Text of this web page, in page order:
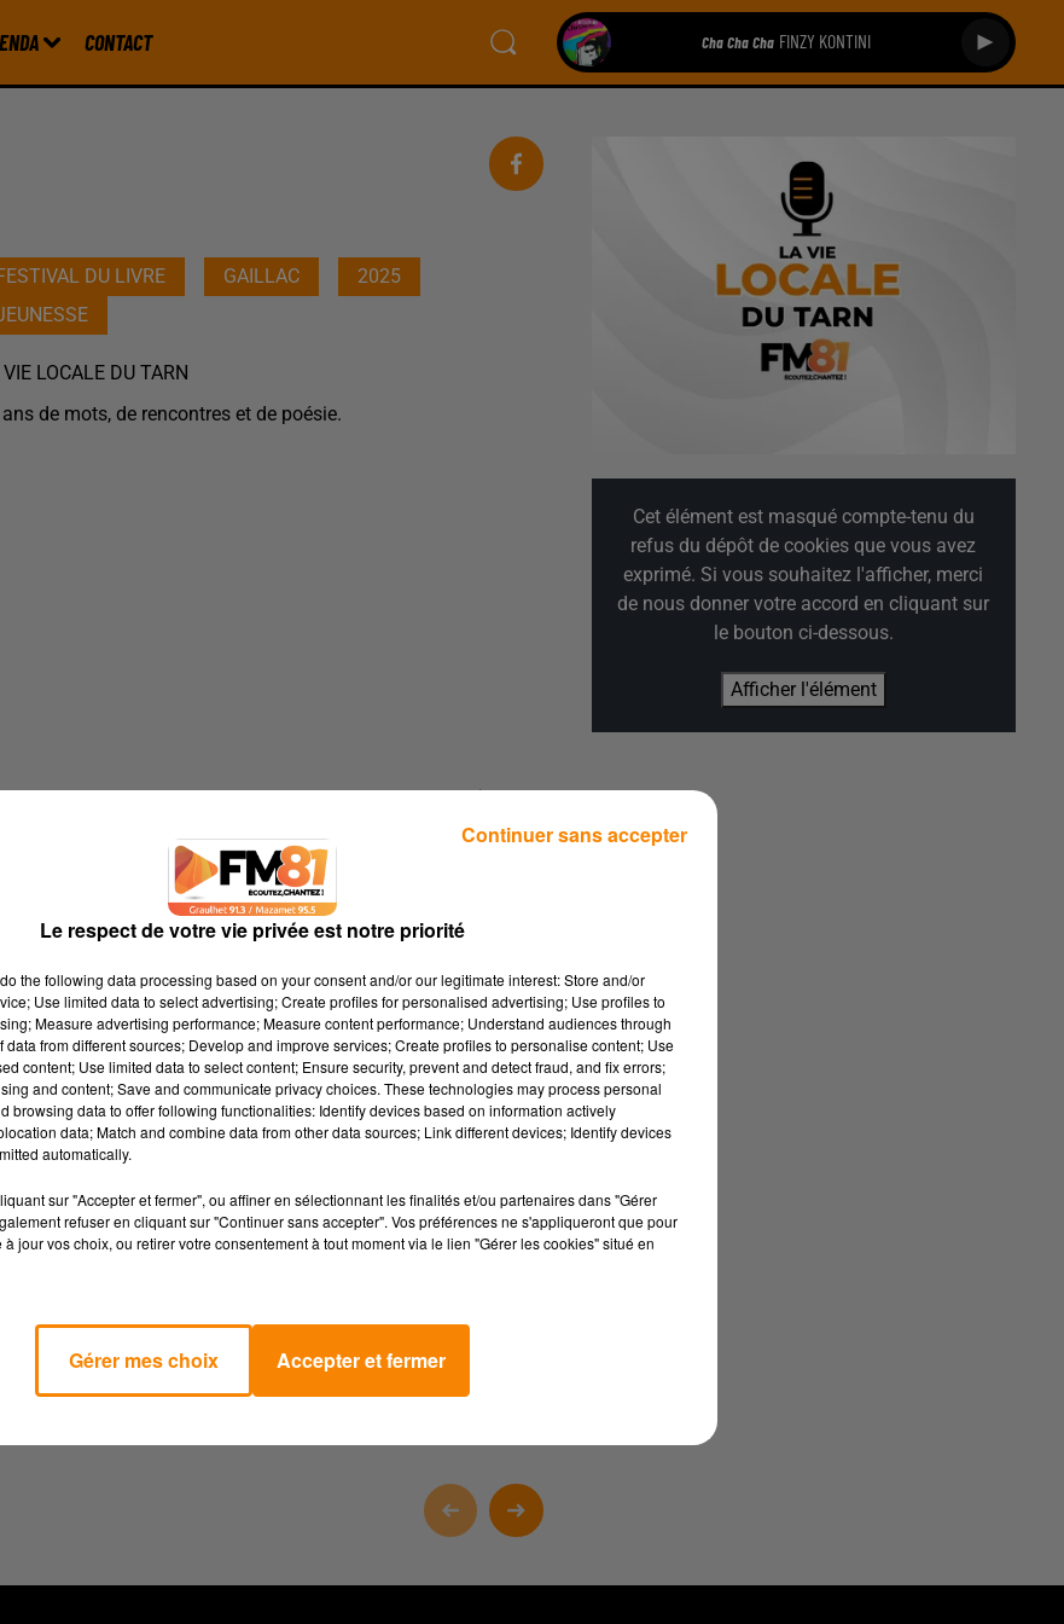
CONTACT Cha Cha Cha FINZY KONTINI
DU LIVRE GAILLAC
2025
LOCALE DU TARN
de mots, de rencontres et de poésie.
2 min 36 sec
du Livre Jeunesse & Ados, gratuit, au cœur de la Salle
public
de l’illustration
Marie Pavlenko & Maëva Le Berre, un concert énergique
FargettonL’illustratrice Anne‑Lise Boutin signe l’affiche
slaves
la littérature jeunesse dans une ambiance festive, poétique et
Cet élément est masqué compte-tenu du
refus du dépôt de cookies que vous avez
exprimé. Si vous souhaitez l'afficher, merci
de nous donner votre accord en cliquant sur
le bouton ci-dessous.
Afficher l'élément
Le respect de votre vie privée est notre priorité
do the following data processing based on your consent and/or our legitimate interest: Store and/or
Use limited data to select advertising; Create profiles for personalised advertising; Use profiles to
Measure advertising performance; Measure content performance; Understand audiences through
data from different sources; Develop and improve services; Create profiles to personalise content; Use
content; Use limited data to select content; Ensure security, prevent and detect fraud, and fix errors;
and content; Save and communicate privacy choices. These technologies may process personal
browsing data to offer following functionalities: Identify devices based on information actively
data; Match and combine data from other data sources; Link different devices; Identify devices
automatically.
sur "Accepter et fermer", ou affiner en sélectionnant les finalités et/ou partenaires dans "Gérer
refuser en cliquant sur "Continuer sans accepter". Vos préférences ne s'appliqueront que pour
à jour vos choix, ou retirer votre consentement à tout moment via le lien "Gérer les cookies" situé en
Gérer mes choix Accepter et fermer
Continuer sans accepter